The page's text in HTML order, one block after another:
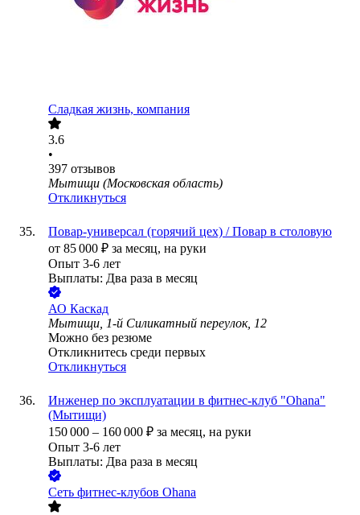
Сладкая жизнь, компания
3.6
•
397 отзывов
Мытищи (Московская область)
Откликнуться
Повар-универсал (горячий цех) / Повар в столовую
от 85 000 ₽ за месяц, на руки
Опыт 3-6 лет
Выплаты: Два раза в месяц
АО Каскад
Мытищи, 1-й Силикатный переулок, 12
Можно без резюме
Откликнитесь среди первых
Откликнуться
Инженер по эксплуатации в фитнес-клуб "Ohana"
(Мытищи)
150 000 – 160 000 ₽ за месяц, на руки
Опыт 3-6 лет
Выплаты: Два раза в месяц
Сеть фитнес-клубов Ohana